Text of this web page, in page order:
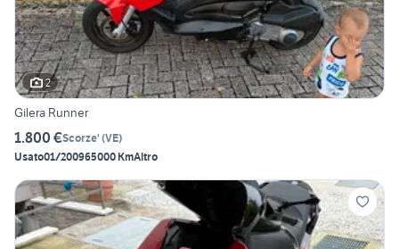
2
Gilera Runner
1.800 €Scorze' (VE)
Usato01/200965000 KmAltro